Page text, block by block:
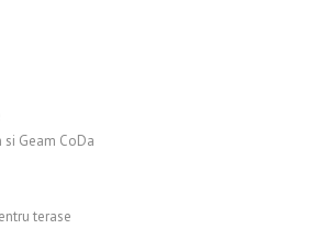
Geam CoDa
terase